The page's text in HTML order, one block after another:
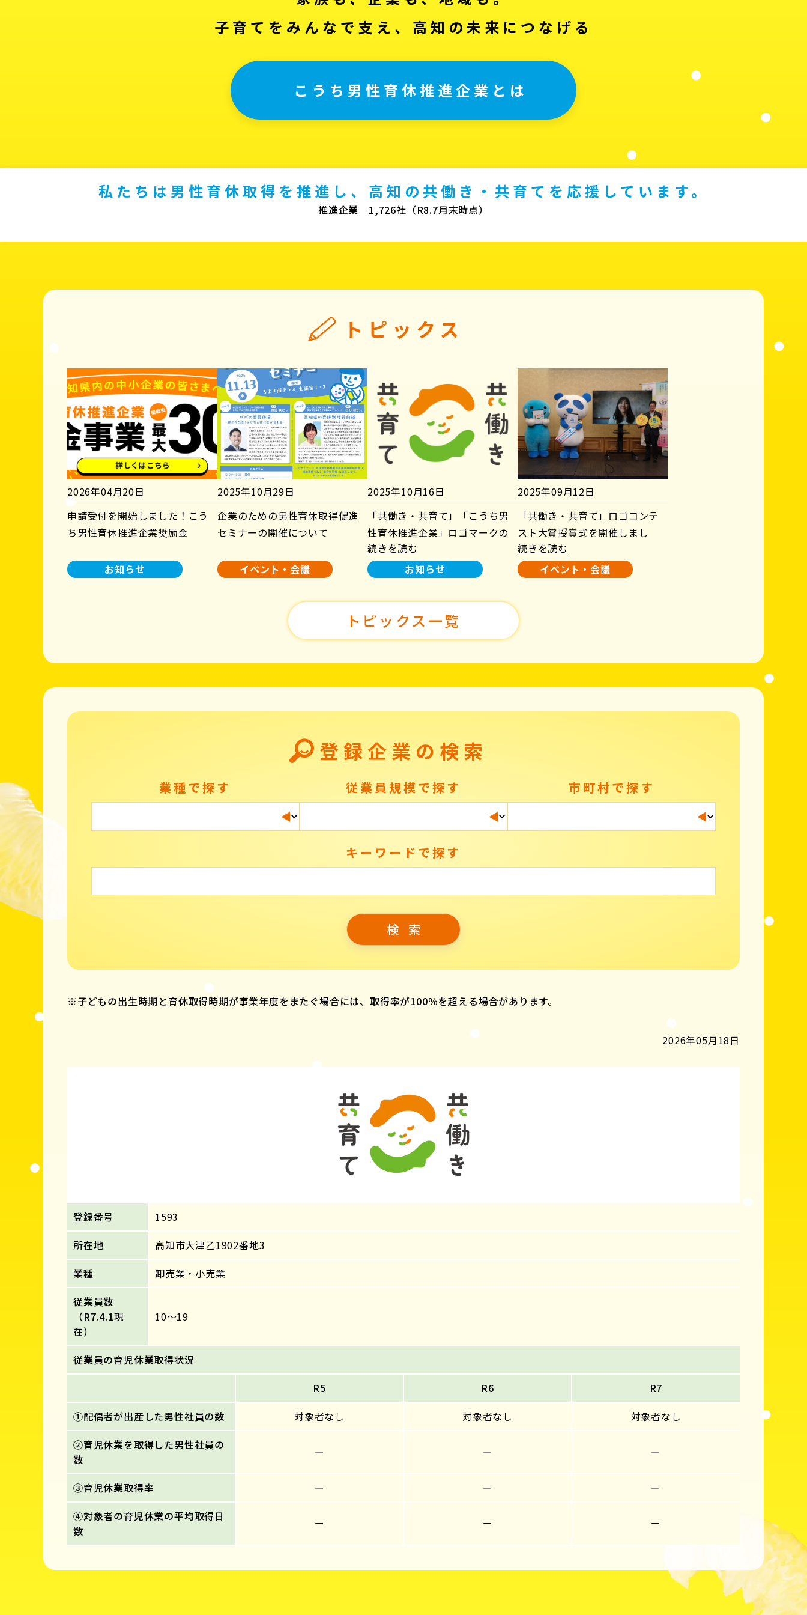
子育てをみんなで支え、高知の未来につなげる
こうち男性育休推進企業とは
私たちは男性育休取得を推進し、高知の共働き・共育てを応援しています。
推進企業 1,726社（R8.7月末時点）
トピックス
2026年04月20日
申請受付を開始しました！こう
ち男性育休推進企業奨励金
お知らせ
2025年10月29日
企業のための男性育休取得促進
セミナーの開催について
イベント・会議
2025年10月16日
「共働き・共育て」「こうち男
性育休推進企業」ロゴマークの
使用について
続きを読む
お知らせ
2025年09月12日
「共働き・共育て」ロゴコンテ
スト大賞授賞式を開催しまし
た！
続きを読む
イベント・会議
トピックス一覧
登録企業の検索
業種で探す 従業員規模で探す 市町村で探す
キーワードで探す
※子どもの出生時期と育休取得時期が事業年度をまたぐ場合には、取得率が100％を超える場合があります。
2026年05月18日
登録番号
1593
所在地
高知市大津乙1902番地3
業種
卸売業・小売業
従業員数
（R7.4.1現
在）
10～19
従業員の育児休業取得状況
R5
R6
R7
①配偶者が出産した男性社員の数
対象者なし 対象者なし
対象者なし
②育児休業を取得した男性社員の
数
ー ー ー
③育児休業取得率 ー ー
ー
④対象者の育児休業の平均取得日
数
ー ー ー